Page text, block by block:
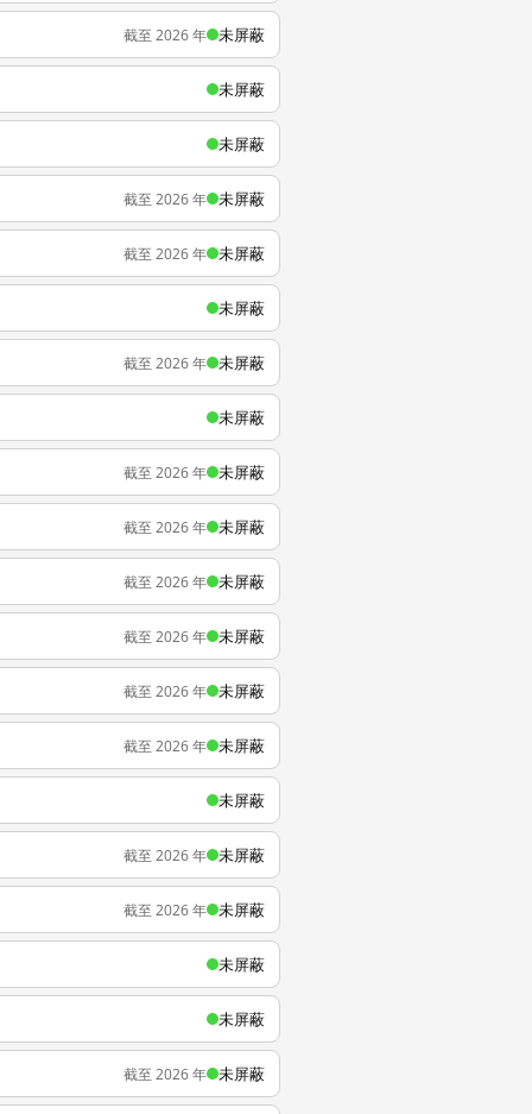
截至 2026 年 未屏蔽
未屏蔽
未屏蔽
截至 2026 年 未屏蔽
截至 2026 年 未屏蔽
未屏蔽
截至 2026 年 未屏蔽
未屏蔽
截至 2026 年 未屏蔽
截至 2026 年 未屏蔽
截至 2026 年 未屏蔽
截至 2026 年 未屏蔽
截至 2026 年 未屏蔽
截至 2026 年 未屏蔽
未屏蔽
截至 2026 年 未屏蔽
截至 2026 年 未屏蔽
未屏蔽
未屏蔽
截至 2026 年 未屏蔽